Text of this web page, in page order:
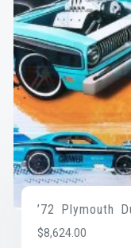
’72 Plymouth
$8,624.00